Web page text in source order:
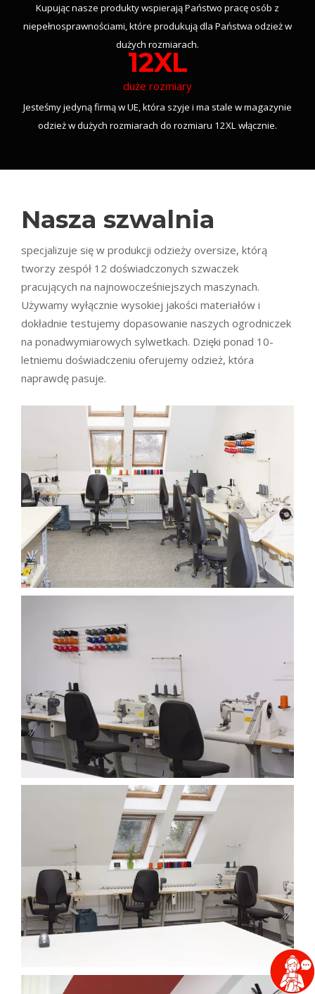
Kupując nasze produkty wspierają Państwo pracę osób z
niepełnosprawnościami, które produkują dla Państwa odzież w
dużych rozmiarach.
12XL
duże rozmiary
Jesteśmy jedyną firmą w UE, która szyje i ma stale w magazynie
odzież w dużych rozmiarach do rozmiaru 12XL włącznie.
Nasza szwalnia
specjalizuje się w produkcji odzieży oversize, którą
tworzy zespół 12 doświadczonych szwaczek
pracujących na najnowocześniejszych maszynach.
Używamy wyłącznie wysokiej jakości materiałów i
dokładnie testujemy dopasowanie naszych ogrodniczek
na ponadwymiarowych sylwetkach. Dzięki ponad 10-
letniemu doświadczeniu oferujemy odzież, która
naprawdę pasuje.